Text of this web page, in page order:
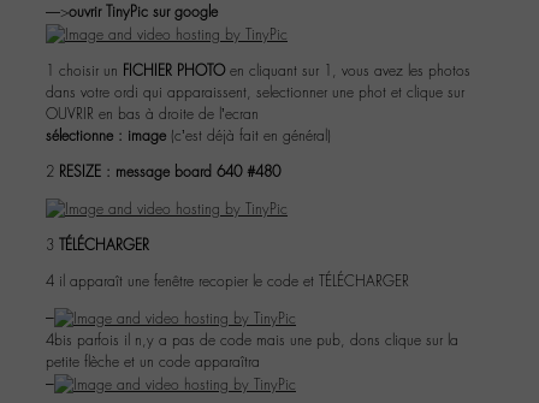
—>ouvrir TinyPic sur google
1 choisir un FICHIER PHOTOen cliquant sur 1, vous avez les photos
dans votre ordi qui apparaissent, selectionner une phot et clique sur
OUVRIR en bas à droite de l’ecran
sélectionne : image (c’est déjà fait en général)
2 RESIZE : message board 640 #480
3 TÉLÉCHARGER
4 il apparaît une fenêtre recopier le code et TÉLÉCHARGER
–
4bis parfois il n,y a pas de code mais une pub, dons clique sur la
petite flèche et un code apparaîtra
–